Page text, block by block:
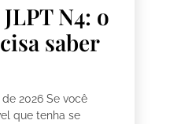
N4: o
saber
2026 Se você
que tenha se